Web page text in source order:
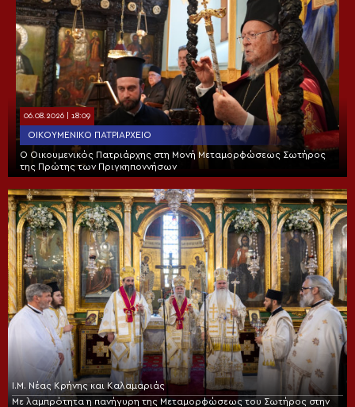
06.08.2026 | 18:09
ΟΙΚΟΥΜΕΝΙΚΌ ΠΑΤΡΙΑΡΧΕΊΟ
Ο Οικουμενικός Πατριάρχης στη Μονή Μεταμορφώσεως Σωτήρος
της Πρώτης των Πριγκηποννήσων
Ι.Μ. Νέας Κρήνης και Καλαμαριάς
Με λαμπρότητα η πανήγυρη της Μεταμορφώσεως του Σωτήρος στην